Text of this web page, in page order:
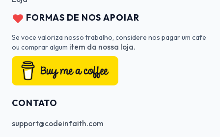
FORMAS DE NOS APOIAR
Se voce valoriza nosso trabalho, considere nos pagar um cafe
ou comprar algum item da nossa loja.
CONTATO
support@codeinfaith.com